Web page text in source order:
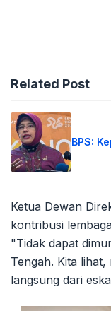
Related Post
BPS:
Ketua Dewan
kontribusi
"Tidak dapat
Tengah. Kita
langsung dari